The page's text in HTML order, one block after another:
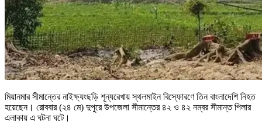
মিয়ানমার সীমান্তের নাইক্ষ্যংছড়ি শূন্যরেখায় স্থলমাইন বিস্ফোরণে তিন বাংলাদেশি নিহত
হয়েছেন। রোববার (২৪ মে) দুপুরে উপজেলা সীমান্তের ৪২ ও ৪২ নম্বর সীমান্ত পিলার
এলাকায় এ ঘটনা ঘটে।